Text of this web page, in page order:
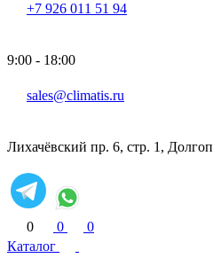
+7 926 011 51 94
9:00 - 18:00
sales@climatis.ru
Лихачёвский пр. 6, стр. 1,
0 0
0
Каталог